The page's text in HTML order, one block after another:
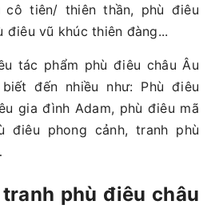
cô tiên/ thiên thần, phù điêu
điêu vũ khúc thiên đàng...
tác phẩm phù điêu châu Âu
đến nhiều như: Phù điêu
gia đình Adam, phù điêu mã
điêu phong cảnh, tranh phù
phù điêu châu